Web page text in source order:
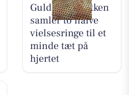
Guldsmed Lütken
samler to halve
vielsesringe til et
minde tæt på
hjertet